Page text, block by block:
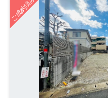
ご成約済み